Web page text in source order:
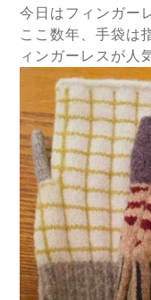
今日はフィンガー
ここ数年、手袋は
ィンガーレスが人